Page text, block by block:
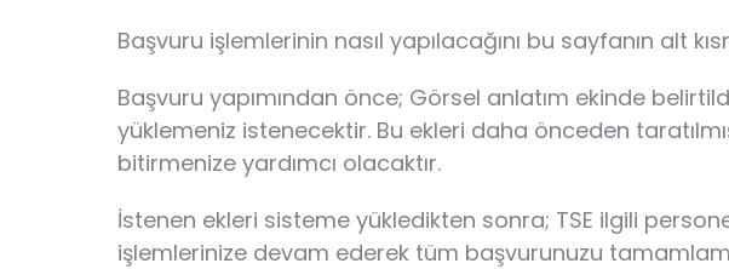
Başvuru işlemlerinin nasıl yapılacağını bu sayfanın alt
Başvuru yapımından önce; Görsel anlatım ekinde
yüklemeniz istenecektir. Bu ekleri daha önceden
bitirmenize yardımcı olacaktır.
İstenen ekleri sisteme yükledikten sonra; TSE ilgili
işlemlerinize devam ederek tüm başvurunuzu